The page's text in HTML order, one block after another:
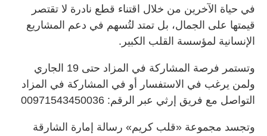
في حياة الآخرين من خلال اقتناء قطع نادرة لا تقتصر
قيمتها على الجمال، بل تمتد لتُسهم في دعم المشاريع
الإنسانية لمؤسسة القلب الكبير.
وتستمر فرصة المشاركة في المزاد حتى 19 الجاري
ولمن يرغب في الاستفسار أو في المشاركة في المزاد
التواصل مع فريق إرثي عبر الرقم: 00971543450036
وتجسد مجموعة «قلب كريم» رسالة إمارة الشارقة